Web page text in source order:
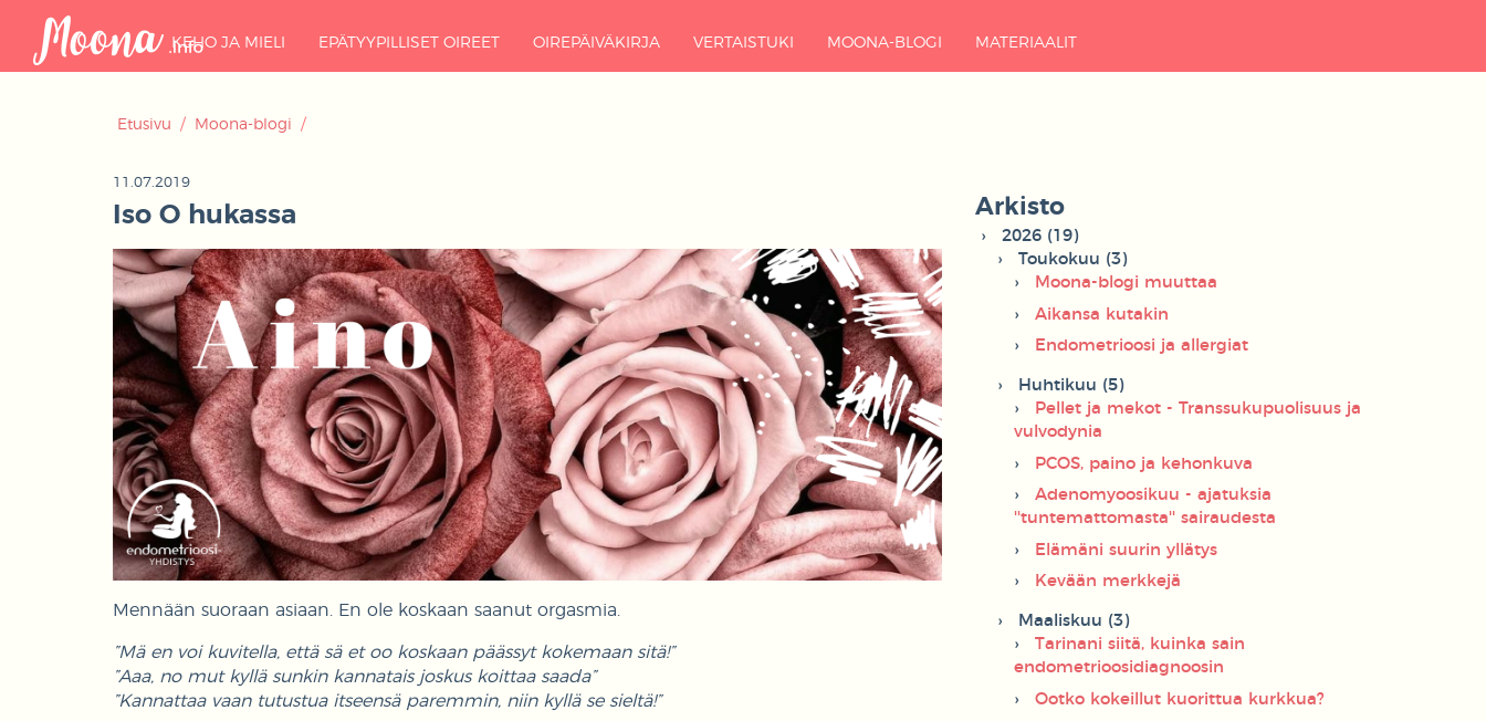
KEHO JA MIELI EPÄTYYPILLISET OIREET OIREPÄIVÄKIRJA VERTAISTUKI MOONA-BLOGI MATERIAALIT
Etusivu / Moona-blogi /
11.07.2019
Iso O hukassa
Mennään suoraan asiaan. En ole koskaan saanut orgasmia.
”Mä en voi kuvitella, että sä et oo koskaan päässyt kokemaan sitä!”
”Aaa, no mut kyllä sunkin kannatais joskus koittaa saada”
”Kannattaa vaan tutustua itseensä paremmin, niin kyllä se sieltä!”
Arkisto
2026 (19)
Toukokuu (3)
Moona-blogi muuttaa
Aikansa kutakin
Endometrioosi ja allergiat
Huhtikuu (5)
Pellet ja mekot - Transsukupuolisuus ja
vulvodynia
PCOS, paino ja kehonkuva
Adenomyoosikuu - ajatuksia
''tuntemattomasta'' sairaudesta
Elämäni suurin yllätys
Kevään merkkejä
Maaliskuu (3)
Tarinani siitä, kuinka sain
endometrioosidiagnoosin
Ootko kokeillut kuorittua kurkkua?